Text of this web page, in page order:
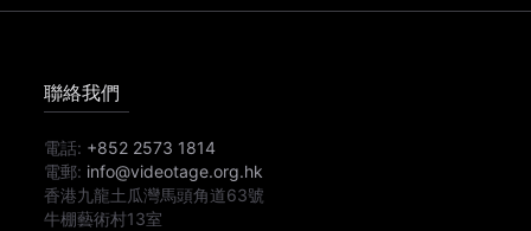
聯絡我們
電話: +852 2573 1814
電郵: info@videotage.org.hk
香港九龍土瓜灣馬頭角道63號
牛棚藝術村13室